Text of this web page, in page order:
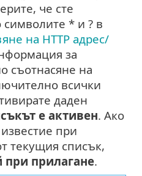
че сте
* и ? в
на HTTP адрес/
за
съотнасяне на
всички
даден
е активен. Ако
при
текущия списък,
при прилагане.